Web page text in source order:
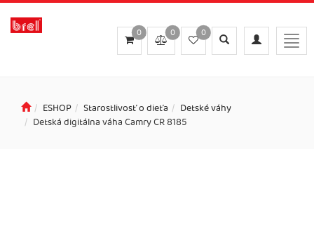
Toggle
navigation
Toggle
search
0
0
0
ESHOP Starostlivosť o dieťa
Detské váhy
Detská digitálna váha Camry CR 8185